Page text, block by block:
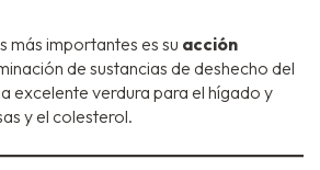
más importantes es su acción
de sustancias de deshecho del
excelente verdura para el hígado y
y el colesterol.